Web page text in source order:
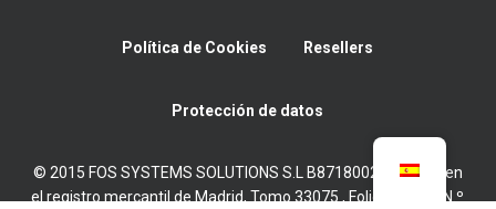
Política de Cookies Resellers
Protección de datos
© 2015 FOS SYSTEMS SOLUTIONS S.L B87180022 Inscrita en
el registro mercantil de Madrid, Tomo 33075 , Folio 11, Hoja N.º